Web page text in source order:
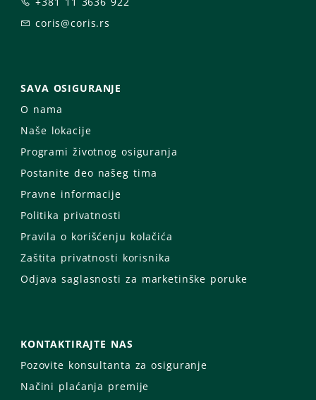
coris@coris.rs
SAVA OSIGURANJE
O nama
Naše lokacije
Programi životnog osiguranja
Postanite deo našeg tima
Pravne informacije
Politika privatnosti
Pravila o korišćenju kolačića
Zaštita privatnosti korisnika
Odjava saglasnosti za marketinške poruke
KONTAKTIRAJTE NAS
Pozovite konsultanta za osiguranje
Načini plaćanja premije